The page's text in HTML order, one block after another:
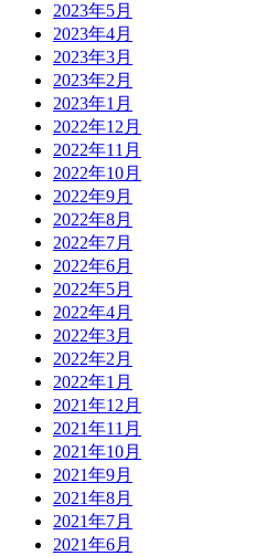
2023年5月
2023年4月
2023年3月
2023年2月
2023年1月
2022年12月
2022年11月
2022年10月
2022年9月
2022年8月
2022年7月
2022年6月
2022年5月
2022年4月
2022年3月
2022年2月
2022年1月
2021年12月
2021年11月
2021年10月
2021年9月
2021年8月
2021年7月
2021年6月